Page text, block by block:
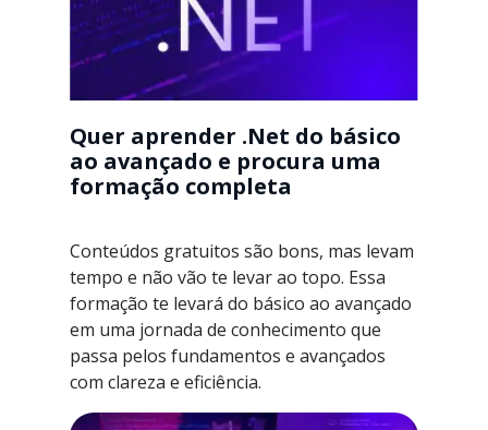
Quer aprender .Net do básico
ao avançado e procura uma
formação completa
Conteúdos gratuitos são bons, mas levam
tempo e não vão te levar ao topo. Essa
formação te levará do básico ao avançado
em uma jornada de conhecimento que
passa pelos fundamentos e avançados
com clareza e eficiência.